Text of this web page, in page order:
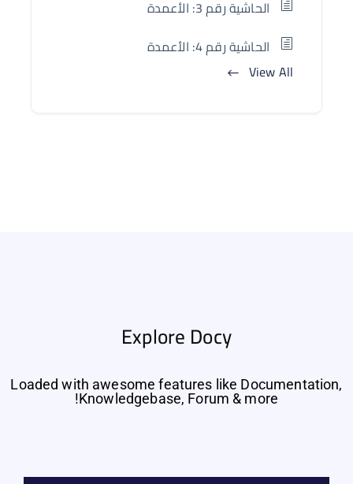
الحاشية رقم 3: الأعمدة
الحاشية رقم 4: الأعمدة
View All
Explore Docy
Loaded with awesome features like Documentation,
Knowledgebase, Forum & more!